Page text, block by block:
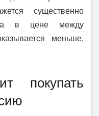
существенно
в цене между
меньше,
покупать